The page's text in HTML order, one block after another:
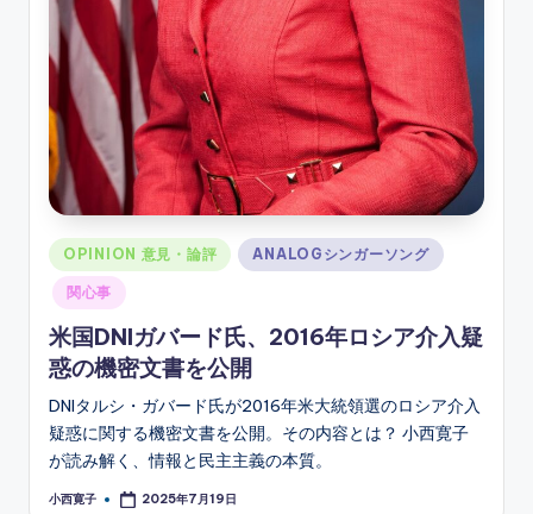
Posted
in
OPINION 意見・論評 ANALOGシンガーソング
関心事
米国DNIガバード氏、2016年ロシア介入疑
惑の機密文書を公開
DNIタルシ・ガバード氏が2016年米大統領選のロシア介入
疑惑に関する機密文書を公開。その内容とは？ 小西寛子
が読み解く、情報と民主主義の本質。
Posted
小西寛子 2025年7月19日